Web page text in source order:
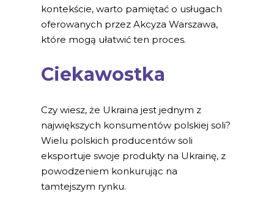
kontekście, warto pamiętać o usługach
oferowanych przez Akcyza Warszawa,
które mogą ułatwić ten proces.
Ciekawostka
Czy wiesz, że Ukraina jest jednym z
największych konsumentów polskiej soli?
Wielu polskich producentów soli
eksportuje swoje produkty na Ukrainę, z
powodzeniem konkurując na
tamtejszym rynku.